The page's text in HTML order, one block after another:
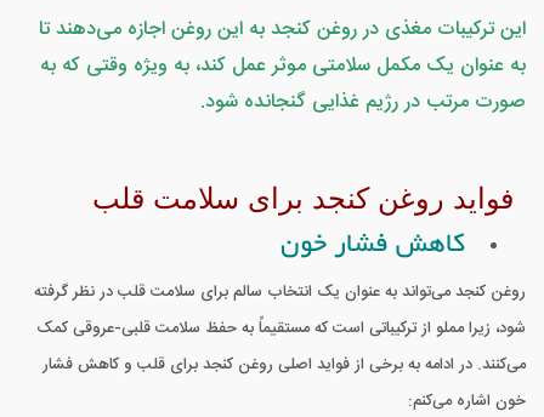
این ترکیبات مغذی در روغن کنجد به این روغن اجازه می‌دهند تا
به عنوان یک مکمل سلامتی موثر عمل کند، به ویژه وقتی که به
صورت مرتب در رژیم غذایی گنجانده شود.
فواید روغن کنجد برای سلامت قلب
کاهش فشار خون
روغن کنجد می‌تواند به عنوان یک انتخاب سالم برای سلامت قلب در نظر گرفته
شود، زیرا مملو از ترکیباتی است که مستقیماً به حفظ سلامت قلبی-عروقی کمک
می‌کنند. در ادامه به برخی از فواید اصلی روغن کنجد برای قلب و کاهش فشار
خون اشاره می‌کنم: